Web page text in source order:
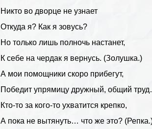
Никто во дворце не узнает
Откуда я? Как я зовусь?
Но только лишь полночь настанет,
К себе на чердак я вернусь. (Золушка.)
А мои помощники скоро прибегут,
Победит упрямицу дружный, общий
Кто-то за кого-то ухватится крепко,
А пока не вытянуть… что же это?